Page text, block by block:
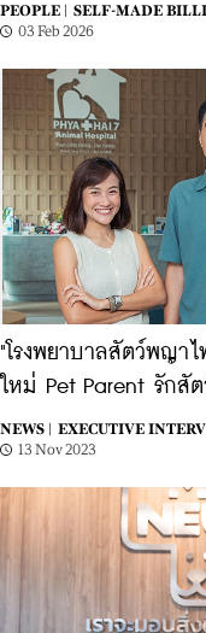
PEOPLE |
SELF-MADE
03 Feb 2026
"โรงพยาบาลสัตว์พญา
ใหม่ Pet Parent รักสั
NEWS |
EXECUTIVE
13 Nov 2023